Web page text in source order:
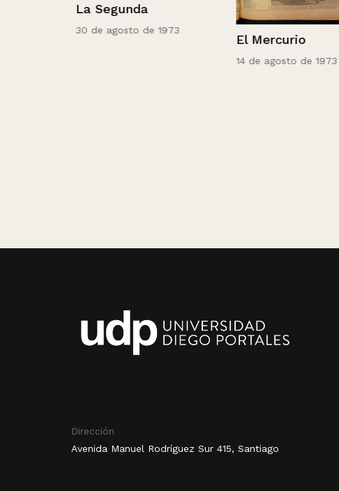
La Segunda
30 de agosto de 1973
El Mercurio
14 de agosto de 1973
Dirección
Avenida Manuel Rodríguez Sur 415, Santiago